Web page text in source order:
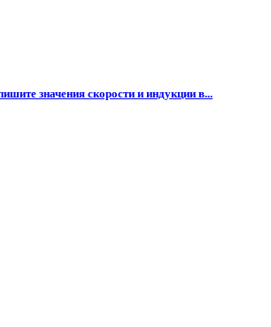
значения скорости и индукции в...